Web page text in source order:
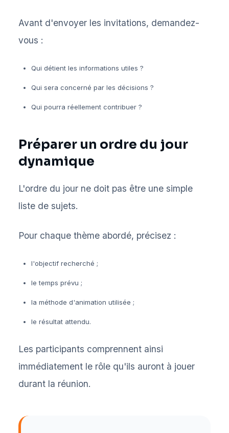
Avant d'envoyer les invitations, demandez-
vous :
Qui détient les informations utiles ?
Qui sera concerné par les décisions ?
Qui pourra réellement contribuer ?
Préparer un ordre du jour
dynamique
L'ordre du jour ne doit pas être une simple
liste de sujets.
Pour chaque thème abordé, précisez :
l'objectif recherché ;
le temps prévu ;
la méthode d'animation utilisée ;
le résultat attendu.
Les participants comprennent ainsi
immédiatement le rôle qu'ils auront à jouer
durant la réunion.